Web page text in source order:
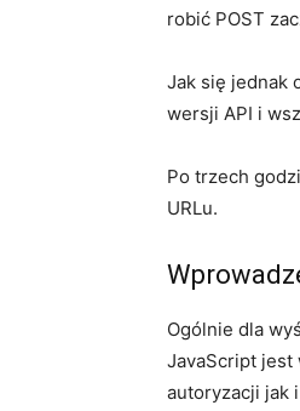
robić POST
Jak się jednak
wersji API i
Po trzech
URLu.
Ogólnie dla
JavaScript jest
autoryzacji jak